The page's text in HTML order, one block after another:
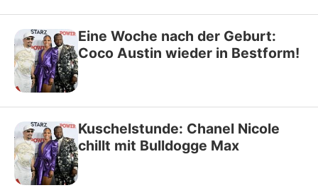
Eine Woche nach der Geburt:
Coco Austin wieder in Bestform!
Kuschelstunde: Chanel Nicole
chillt mit Bulldogge Max